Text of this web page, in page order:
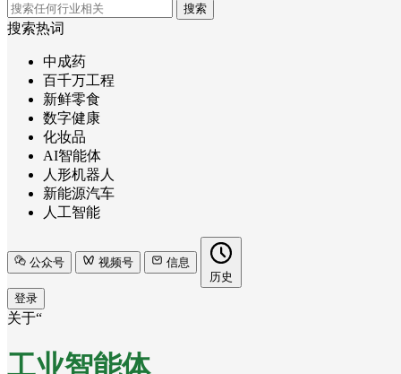
搜索
搜索热词
中成药
百千万工程
新鲜零食
数字健康
化妆品
AI智能体
人形机器人
新能源汽车
人工智能
公众号 视频号
信息
历史
登录
关于“
工业智能体